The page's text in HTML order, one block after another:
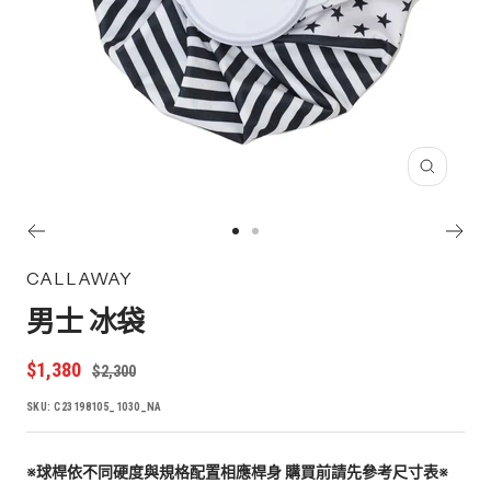
放
CALLAWAY
男士 冰袋
特
價
$1,380
原
$2,300
SKU:C23198105_1030_NA
※球桿依不同硬度與規格配置相應桿身 購買前請先參考尺寸表※